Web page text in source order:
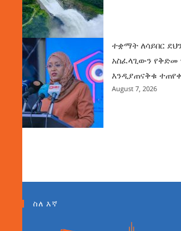
ተቋማት ለሳይበር
አስፈላጊውን የቅድመ
እንዲያጠናቅቁ ተጠየቀ
August 7, 2026
ስለ እኛ